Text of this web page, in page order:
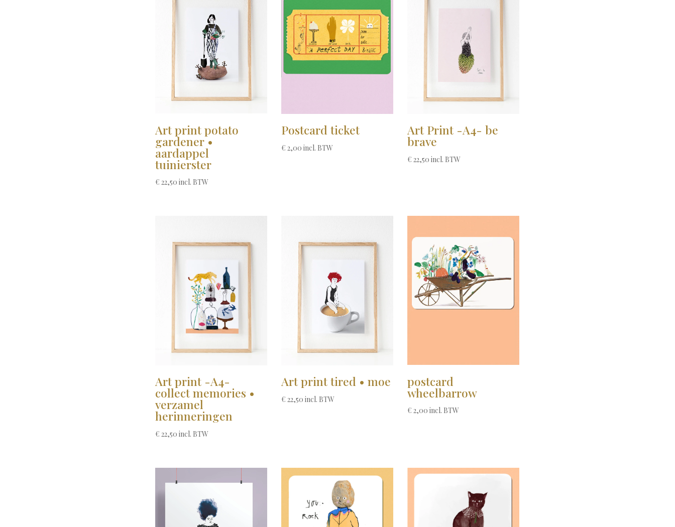
Art print potato
gardener •
aardappel
tuinierster
€ 22,50 incl. BTW
Postcard ticket
€ 2,00 incl. BTW
Art Print -A4- be
brave
€ 22,50 incl. BTW
Art print -A4-
collect memories •
verzamel
herinneringen
€ 22,50 incl. BTW
Art print tired • moe
€ 22,50 incl. BTW
postcard
wheelbarrow
€ 2,00 incl. BTW